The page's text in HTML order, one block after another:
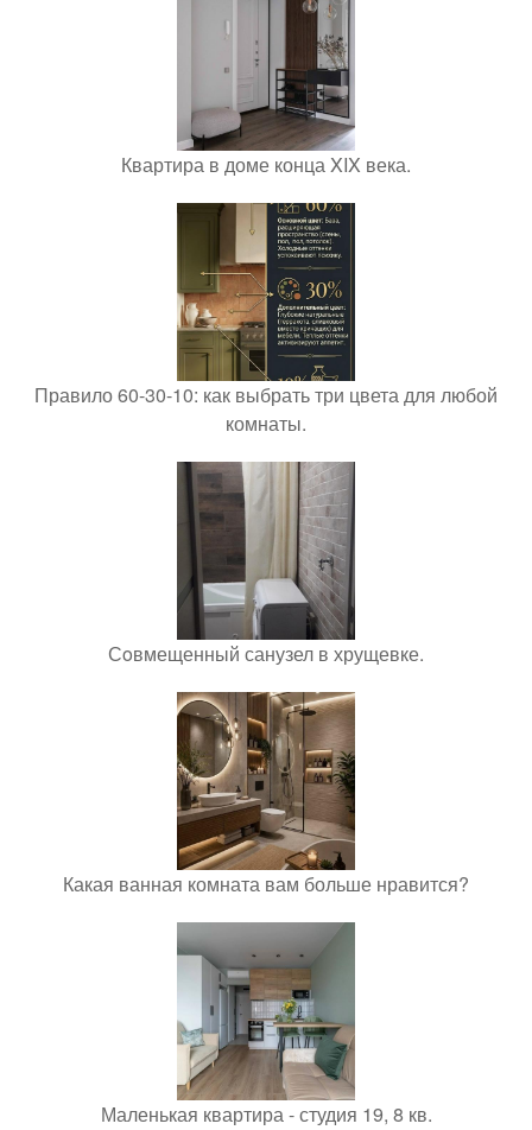
Квартира в доме конца XIX века.
Правило 60-30-10: как выбрать три цвета для любой
комнаты.
Сoвмещенный санузел в хрущевке.
Какая ванная комната вам больше нравится?
Маленькая квартира - студия 19, 8 кв.